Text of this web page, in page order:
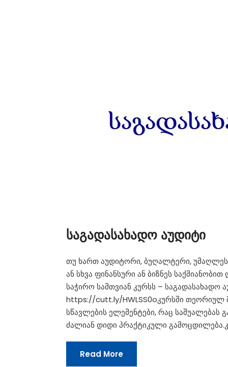
საგადასახადო აუდიტი
თუ ხართ აუდიტორი, ბუღალტერი,
ან სხვა ფინანსური ან ბიზნეს
საჭირო სამთვიან კურსს – საგადასახადო
https://cutt.ly/HWLSS0oკურსში
სწავლების ელემენტები, რაც საშუალებას
ძალიან დიდი პრაქტიკული
Read More